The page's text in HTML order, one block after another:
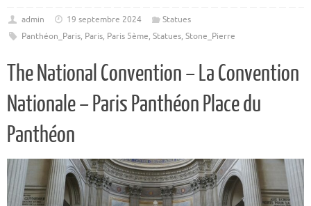
admin 19 septembre 2024
Statues
Panthéon_Paris, Paris, Paris 5ème, Statues, Stone_Pierre
The National Convention – La Convention
Nationale – Paris Panthéon Place du
Panthéon